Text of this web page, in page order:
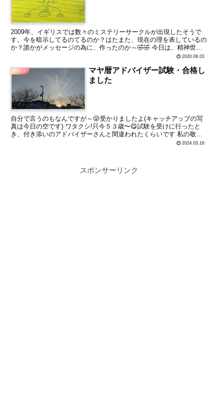
2009年、イギリスでは数々のミステリーサークルが出現したそうで
す。今を暗示してるのてるのか？はたまた、現在の理を表しているの
か？誰かがメッセージの為に、作ったのか～🤣🤣 今日は、精神世界
2020.08.03
KIN147
マヤ暦アドバイザー試験・合格し
ました
自分で言うのもなんですが～😜受かりましたよ(キャッチアップの写
真は今日の空です) ワタクシ!只今５３歳〜😋試験を受けに行ったと
き、付き添いのアドバイザーさんと間違われたくらいです 私の敬愛
2024.03.16
スポンサーリンク